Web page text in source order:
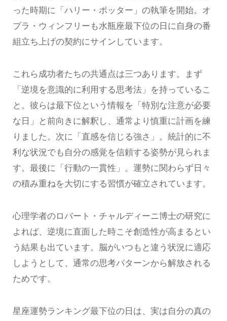
った時期に「ハリー・ポッター」の執筆を開始。オ
プラ・ウィンフリーも水瓶座最下位の日に自身の番
組立ち上げの契約にサインしています。
これら成功者たちの共通点は三つあります。まず
「逆境を意識的に利用する思考法」を持っているこ
と。彼らは最下位という情報を「特別な注意が必要
な日」と前向きに解釈し、通常より慎重に計画を練
りました。次に「直感を信じる強さ」。統計的に不
利な状況でも自分の感覚を信頼する姿勢が見られま
す。最後に「行動の一貫性」。運勢に関わらず日々
の積み重ねを大切にする習慣が確立されています。
心理学者のロバート・チャルディーニ博士の研究に
よれば、逆境に直面した時こそ創造性が高まるとい
う結果も出ています。脳がいつもと違う状況に適応
しようとして、通常の思考パターンから解放される
ためです。
星座運勢ランキング最下位の日は、実は自分の真の